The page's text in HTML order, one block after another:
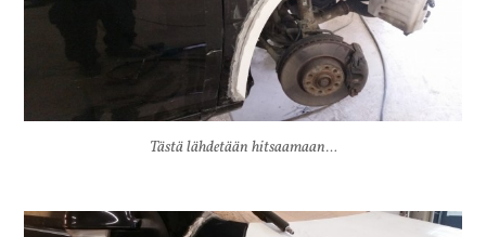
Tästä lähdetään hitsaamaan…